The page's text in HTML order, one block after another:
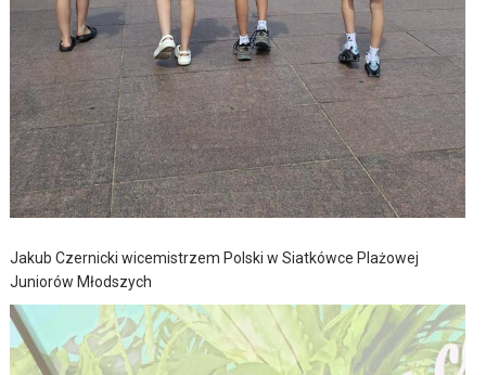
Jakub Czernicki wicemistrzem Polski w Siatkówce Plażowej
Juniorów Młodszych